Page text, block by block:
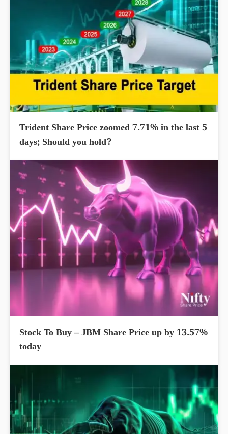
Trident Share Price zoomed 7.71% in the last 5
days; Should you hold?
Stock To Buy – JBM Share Price up by 13.57%
today